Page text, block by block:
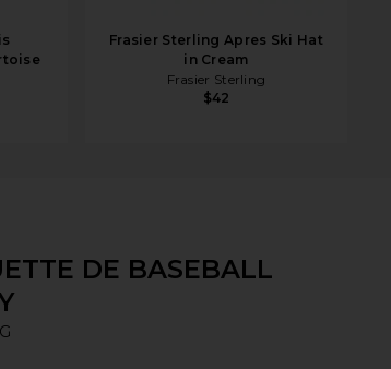
Frasier Sterling Apres Ski Hat
in Cream
Frasier Sterling
$42
DE BASEBALL